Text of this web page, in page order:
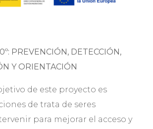
PREVENCIÓN, DETECCIÓN,
Y ORIENTACIÓN
de este proyecto es
de trata de seres
para mejorar el acceso y